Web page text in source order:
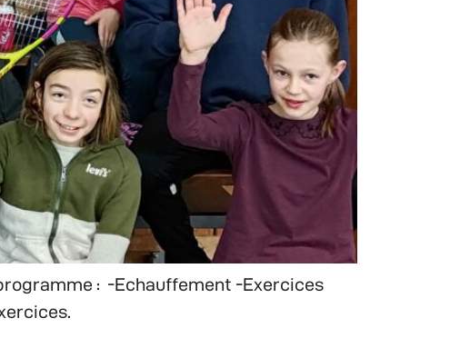
: -Echauffement -Exercices